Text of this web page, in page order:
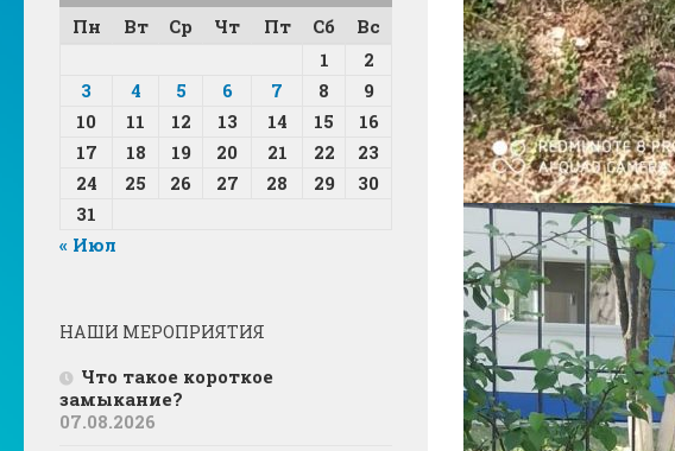
Пн
Вт Ср Чт Пт Сб
Вс
1
2
3
4 5 6 7 8
9
10
11 12 13 14 15
16
17
18 19 20 21 22
23
24
25 26 27 28 29
30
31
« Июл
НАШИ МЕРОПРИЯТИЯ
Что такое короткое
замыкание?
07.08.2026